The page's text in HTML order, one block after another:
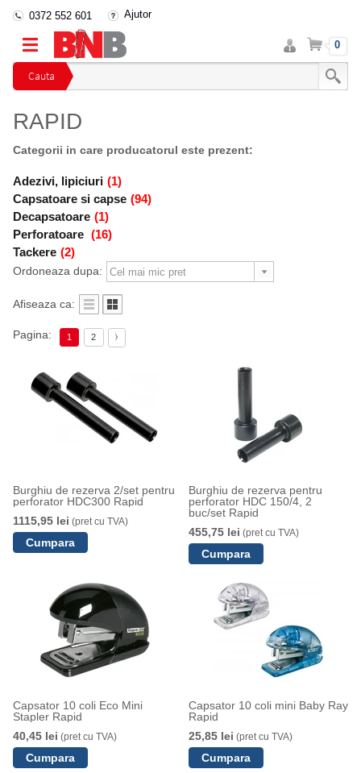
Cauta
0372 552 601 Ajutor
Intra
in
cont
Cos 0
RAPID
Categorii in care producatorul este prezent:
Adezivi, lipiciuri (1)
Capsatoare si capse (94)
Decapsatoare (1)
Perforatoare (16)
Tackere (2)
Ordoneaza dupa:
Afiseaza ca:
Pagina: 1 2
Burghiu de rezerva 2/set pentru
perforator HDC300 Rapid
1115,95 lei (pret cu TVA)
Burghiu de rezerva pentru
perforator HDC 150/4, 2
buc/set Rapid
455,75 lei (pret cu TVA)
Capsator 10 coli Eco Mini
Stapler Rapid
40,45 lei (pret cu TVA)
Capsator 10 coli mini Baby Ray
Rapid
25,85 lei (pret cu TVA)